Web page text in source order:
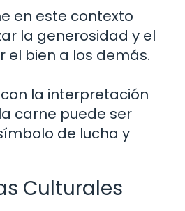
en este contexto
la generosidad y el
el bien a los demás.
la interpretación
carne puede ser
de lucha y
Culturales